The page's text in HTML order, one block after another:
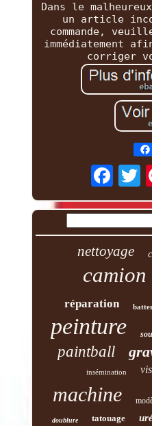
Dans le
un article
commande,
immédiatement
corriger
nettoyage
camion
réparation
peinture
paintball
insémination
machine
doublure tatouage